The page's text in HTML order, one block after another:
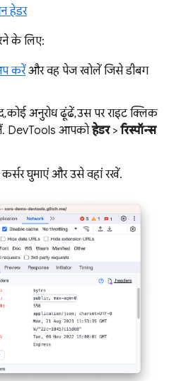
हेडर
के लिए:
करेंऔर वह पेज खोलें जिसे डीबग
कोई अनुरोध ढूंढें, उस पर राइट क्लिक
DevTools आपकोहेडर>रिस्पॉन्स
घुमाएं और उसे वहां रखें.